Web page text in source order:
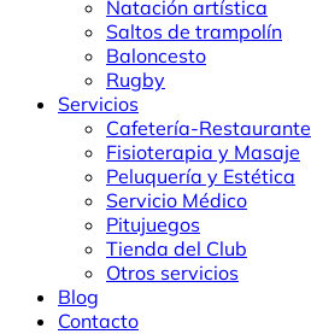
Natación artística
Saltos de trampolín
Baloncesto
Rugby
Servicios
Cafetería-Restaurante
Fisioterapia y Masaje
Peluquería y Estética
Servicio Médico
Pitujuegos
Tienda del Club
Otros servicios
Blog
Contacto